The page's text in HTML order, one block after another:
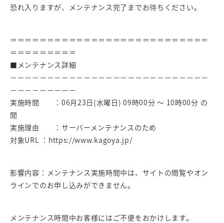
恐れ入りますが、メンテナンス完了までお待ちください。
＝＝＝＝＝＝＝＝＝＝＝＝＝＝＝＝＝＝＝＝＝＝＝＝＝＝＝
＝＝＝＝＝＝＝＝＝
■メンテナンス詳細
－－－－－－－－－－－－－－－－－－－－－－－－－－－
－－－－－－－－－
実施時間 ：06月23日(水曜日) 09時00分 ～ 10時00分 の
間
実施理由 ：サーバーメンテナンスのため
対象URL ：https://www.kagoya.jp/
影響内容：メンテナンス実施時間中は、サイトの閲覧やオン
ラインでのお申し込みができません。
メンテナンス時間中お客様にはご不便をおかけします。